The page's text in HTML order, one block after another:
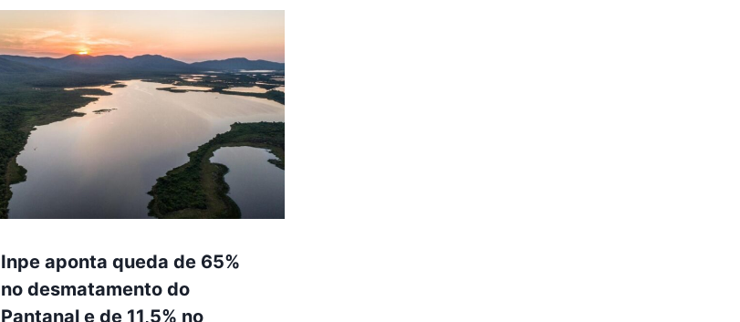
Inpe aponta queda de 65%
no desmatamento do
Pantanal e de 11,5% no